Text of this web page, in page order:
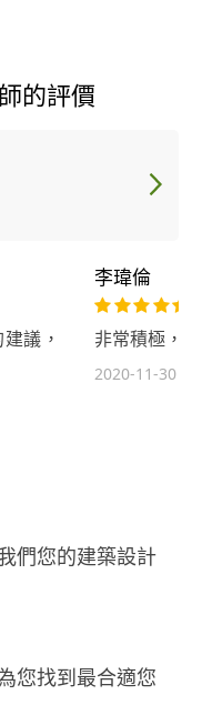
的評價
議，
李瑋倫
非常積極，
2020-11-30
們您的建築設計
您找到最合適您